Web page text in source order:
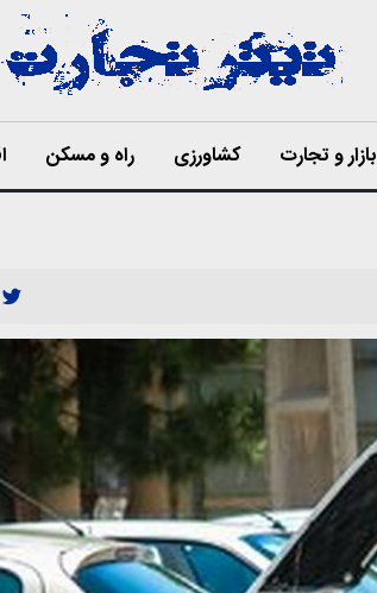
بازار و تجارت کشاورزی راه و مسکن